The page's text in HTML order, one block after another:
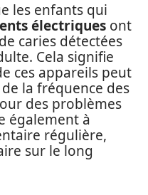
les enfants qui
électriques ont
caries détectées
Cela signifie
ces appareils peut
la fréquence des
des problèmes
également à
régulière,
sur le long